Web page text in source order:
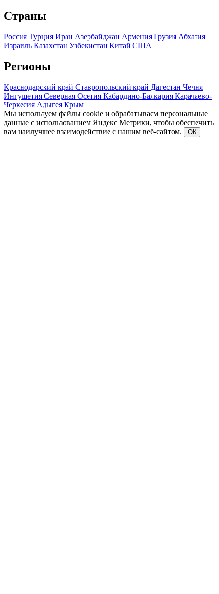
Страны
Россия Турция Иран Азербайджан Армения Грузия Абхазия
Израиль Казахстан Узбекистан Китай США
Регионы
Краснодарский край Ставропольский край Дагестан Чечня
Ингушетия Северная Осетия Кабардино-Балкария Карачаево-
Черкесия Адыгея Крым
Мы используем файлы cookie и обрабатываем персональные
данные с использованием Яндекс Метрики, чтобы обеспечить
вам наилучшее взаимодействие с нашим веб-сайтом.
ОК